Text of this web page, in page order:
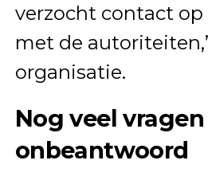
verzocht contact
met de
organisatie.
Nog veel vragen
onbeantwoord